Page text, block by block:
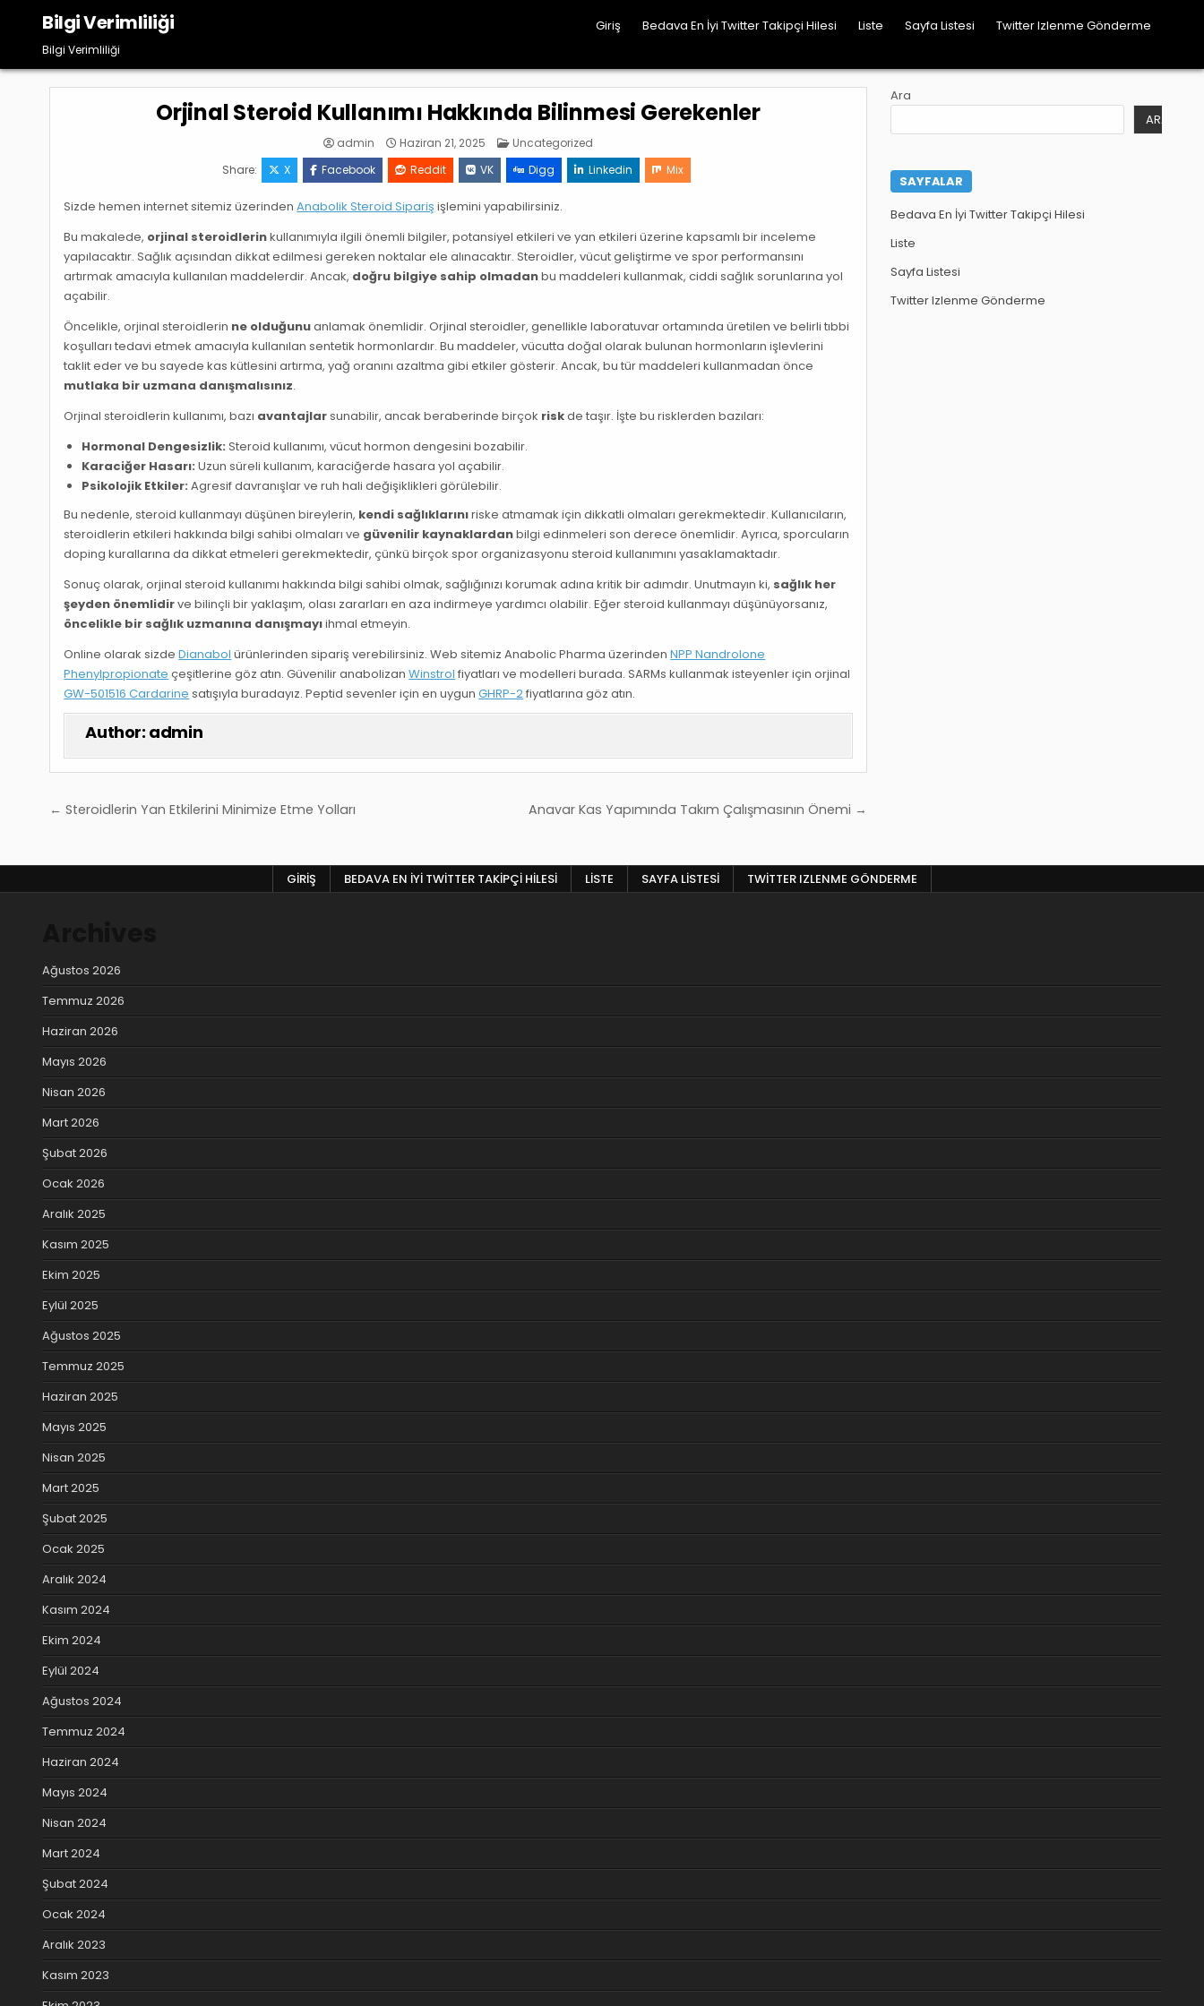
content
Bilgi Verimliliği
Bilgi Verimliliği
Giriş Bedava En İyi Twitter Takipçi Hilesi Liste Sayfa Listesi Twitter Izlenme Gönderme
Orjinal Steroid Kullanımı Hakkında Bilinmesi Gerekenler
admin Haziran 21, 2025 Posted
Uncategorized
Share:
X Facebook Reddit VK Digg Linkedin Mix
Sizde hemen internet sitemiz üzerindenAnabolik Steroid Sipariş işlemini yapabilirsiniz.
Bu makalede, orjinal steroidlerinkullanımıyla ilgili önemli bilgiler, potansiyel etkileri ve yan etkileri üzerine kapsamlı bir inceleme
yapılacaktır. Sağlık açısından dikkat edilmesi gereken noktalar ele alınacaktır. Steroidler, vücut geliştirme ve spor performansını
artırmak amacıyla kullanılan maddelerdir. Ancak, doğru bilgiye sahip olmadanbu maddeleri kullanmak, ciddi sağlık sorunlarına yol
açabilir.
Öncelikle, orjinal steroidlerin ne olduğunuanlamak önemlidir. Orjinal steroidler, genellikle laboratuvar ortamında üretilen ve belirli tıbbi
koşulları tedavi etmek amacıyla kullanılan sentetik hormonlardır. Bu maddeler, vücutta doğal olarak bulunan hormonların işlevlerini
taklit eder ve bu sayede kas kütlesini artırma, yağ oranını azaltma gibi etkiler gösterir. Ancak, bu tür maddeleri kullanmadan önce
mutlaka bir uzmana danışmalısınız.
Orjinal steroidlerin kullanımı, bazı avantajlarsunabilir, ancak beraberinde birçok riskde taşır. İşte bu risklerden bazıları:
Hormonal Dengesizlik: Steroid kullanımı, vücut hormon dengesini bozabilir.
Karaciğer Hasarı: Uzun süreli kullanım, karaciğerde hasara yol açabilir.
Psikolojik Etkiler: Agresif davranışlar ve ruh hali değişiklikleri görülebilir.
Bu nedenle, steroid kullanmayı düşünen bireylerin, kendi sağlıklarınıriske atmamak için dikkatli olmaları gerekmektedir. Kullanıcıların,
steroidlerin etkileri hakkında bilgi sahibi olmaları ve güvenilir kaynaklardanbilgi edinmeleri son derece önemlidir. Ayrıca, sporcuların
doping kurallarına da dikkat etmeleri gerekmektedir, çünkü birçok spor organizasyonu steroid kullanımını yasaklamaktadır.
Sonuç olarak, orjinal steroid kullanımı hakkında bilgi sahibi olmak, sağlığınızı korumak adına kritik bir adımdır. Unutmayın ki, sağlık her
şeyden önemlidirve bilinçli bir yaklaşım, olası zararları en aza indirmeye yardımcı olabilir. Eğer steroid kullanmayı düşünüyorsanız,
öncelikle bir sağlık uzmanına danışmayıihmal etmeyin.
Online olarak sizdeDianabol ürünlerinden sipariş verebilirsiniz. Web sitemiz Anabolic Pharma üzerindenNPP Nandrolone
Phenylpropionate çeşitlerine göz atın. Güvenilir anabolizanWinstrol fiyatları ve modelleri burada. SARMs kullanmak isteyenler için orjinal
GW-501516 Cardarine satışıyla buradayız. Peptid sevenler için en uygunGHRP-2fiyatlarına göz atın.
Author: admin
Yazı Anavar Kas Yapımında Takım Çalışmasının Önemi →
← Steroidlerin Yan Etkilerini Minimize Etme Yolları
Ara
ARA
SAYFALAR
Bedava En İyi Twitter Takipçi Hilesi
Liste
Sayfa Listesi
Twitter Izlenme Gönderme
GIRIŞ BEDAVA EN İYI TWITTER TAKIPÇI HILESI LISTE SAYFA LISTESI TWITTER IZLENME GÖNDERME
Ağustos 2026
Temmuz 2026
Haziran 2026
Mayıs 2026
Nisan 2026
Mart 2026
Şubat 2026
Ocak 2026
Aralık 2025
Kasım 2025
Ekim 2025
Eylül 2025
Ağustos 2025
Temmuz 2025
Haziran 2025
Mayıs 2025
Nisan 2025
Mart 2025
Şubat 2025
Ocak 2025
Aralık 2024
Kasım 2024
Ekim 2024
Eylül 2024
Ağustos 2024
Temmuz 2024
Haziran 2024
Mayıs 2024
Nisan 2024
Mart 2024
Şubat 2024
Ocak 2024
Aralık 2023
Kasım 2023